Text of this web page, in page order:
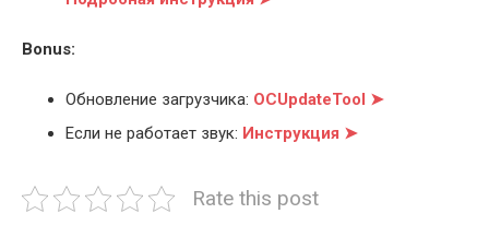
Bonus:
Обновление загрузчика: OCUpdateTool ➤
Если не работает звук: Инструкция ➤
Rate this post